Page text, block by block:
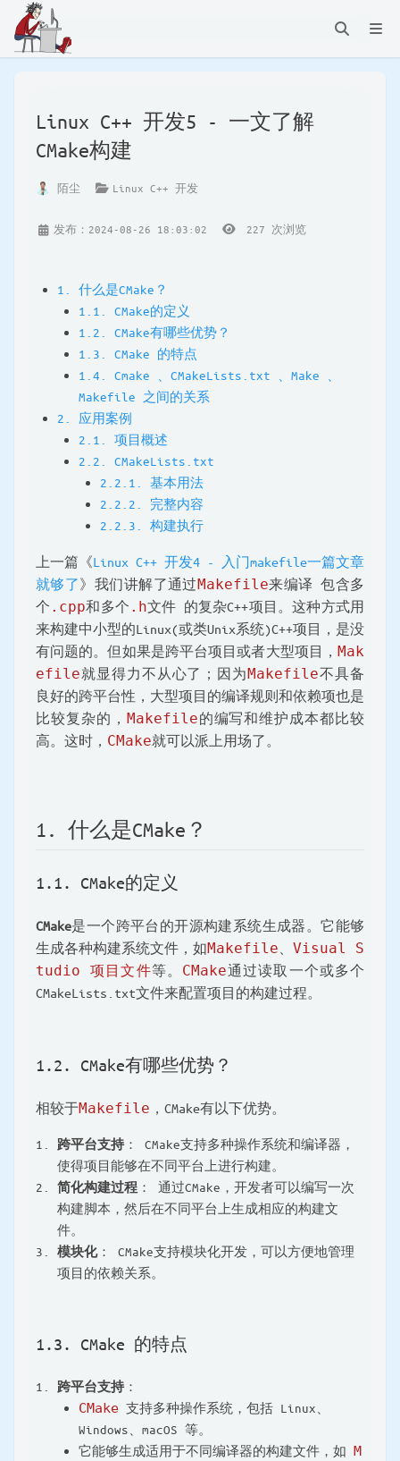
Linux C++ 开发5 - 一文了解
CMake构建
陌尘 Linux C++ 开发
发布：2024-08-26 18:03:02 227 次浏览
1. 什么是CMake？
1.1. CMake的定义
1.2. CMake有哪些优势？
1.3. CMake 的特点
1.4. Cmake 、CMakeLists.txt 、Make 、
Makefile 之间的关系
2. 应用案例
2.1. 项目概述
2.2. CMakeLists.txt
2.2.1. 基本用法
2.2.2. 完整内容
2.2.3. 构建执行
上一篇《Linux C++ 开发4 - 入门makefile一篇文章
就够了》我们讲解了通过Makefile来编译 包含多
个 .cpp和多个 .h文件 的复杂C++项目。这种方式用
来构建中小型的Linux(或类Unix系统)C++项目，是没
有问题的。但如果是跨平台项目或者大型项目， Mak
efile就显得力不从心了；因为Makefile不具备
良好的跨平台性，大型项目的编译规则和依赖项也是
比较复杂的， Makefile的编写和维护成本都比较
高。这时， CMake就可以派上用场了。
1. 什么是CMake？
1.1. CMake的定义
CMake是一个跨平台的开源构建系统生成器。它能够
生成各种构建系统文件，如Makefile
Visual S
tudio 项目文件等。 CMake通过读取一个或多个
CMakeLists.txt文件来配置项目的构建过程。
1.2. CMake有哪些优势？
相较于Makefile ，CMake有以下优势。
跨平台支持： CMake支持多种操作系统和编译器，
使得项目能够在不同平台上进行构建。
简化构建过程 ： 通过CMake，开发者可以编写一次
构建脚本，然后在不同平台上生成相应的构建文
件。
模块化： CMake支持模块化开发，可以方便地管理
项目的依赖关系。
1.3. CMake 的特点
跨平台支持：
CMake 支持多种操作系统，包括 Linux、
Windows、macOS 等。
它能够生成适用于不同编译器的构建文件，如 M